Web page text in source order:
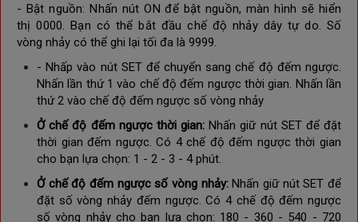
- Bật nguồn: Nhấn nút ON để bật nguồn, màn hình sẽ hiển
thị 0000. Bạn có thể bắt đầu chế độ nhảy dây tự do. Số
vòng nhảy có thể ghi lại tối đa là 9999.
- Nhấp vào nút SET để chuyển sang chế độ đếm ngược.
Nhấn lần thứ 1 vào chế độ đếm ngược thời gian. Nhấn lần
thứ 2 vào chế độ đếm ngược số vòng nhảy
Ở chế độ đếm ngược thời gian:Nhấn giữ nút SET để đặt
thời gian đếm ngược. Có 4 chế độ đếm ngược thời gian
cho bạn lựa chọn: 1 - 2 - 3 - 4 phút.
Ở chế độ đếm ngược số vòng nhảy:Nhấn giữ nút SET để
đặt số vòng nhảy đếm ngược. Có 4 chế độ đếm ngược
số vòng nhảy cho bạn lựa chọn: 180 - 360 - 540 - 720